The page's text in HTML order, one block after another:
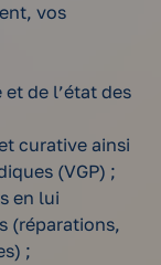
vos
de l’état des
curative ainsi
(VGP) ;
en lui
(réparations,
;